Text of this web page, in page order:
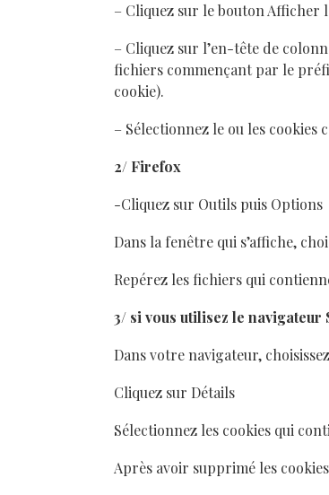
– Cliquez sur le bouton Afficher
– Cliquez sur l’en-tête de
fichiers commençant par le
cookie).
– Sélectionnez le ou les cookies
2/ Firefox
-Cliquez sur Outils puis Options
Dans la fenêtre qui s’affiche,
Repérez les fichiers qui
3/ si vous utilisez le navigateur
Dans votre navigateur,
Cliquez sur Détails
Sélectionnez les cookies qui
Après avoir supprimé les